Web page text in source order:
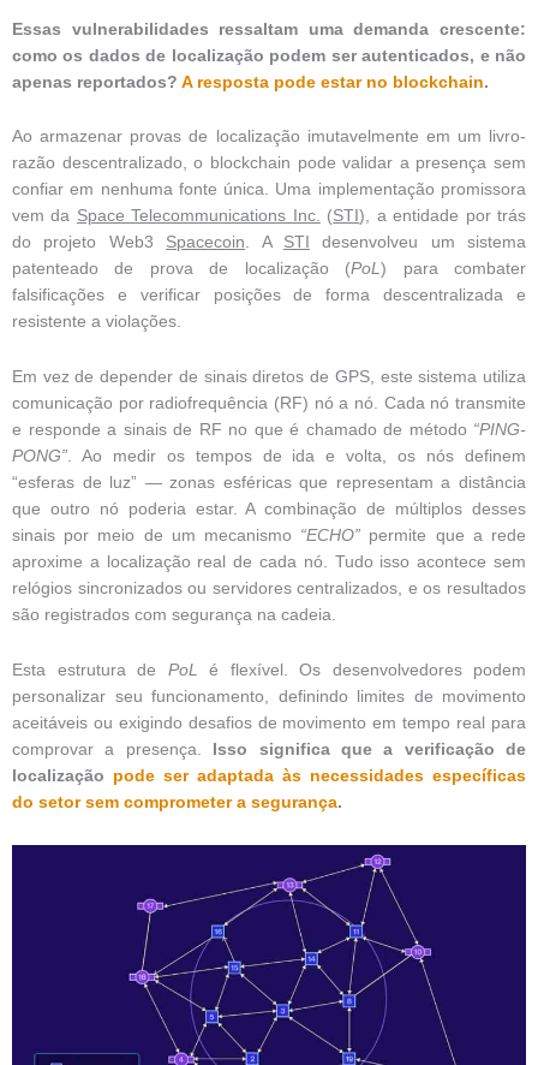
Essas vulnerabilidades ressaltam uma demanda crescente:
como os dados de localização podem ser autenticados, e não
apenas reportados? A resposta pode estar no blockchain.
Ao armazenar provas de localização imutavelmente em um livro-
razão descentralizado, o blockchain pode validar a presença sem
confiar em nenhuma fonte única. Uma implementação promissora
vem da Space Telecommunications Inc. (STI), a entidade por trás
do projeto Web3 Spacecoin. A STI
desenvolveu um sistema
patenteado de prova de localização (PoL) para combater
falsificações e verificar posições de forma descentralizada e
resistente a violações.
Em vez de depender de sinais diretos de GPS, este sistema utiliza
comunicação por radiofrequência (RF) nó a nó. Cada nó transmite
e responde a sinais de RF no que é chamado de método “PING-
PONG”. Ao medir os tempos de ida e volta, os nós definem
“esferas de luz” — zonas esféricas que representam a distância
que outro nó poderia estar. A combinação de múltiplos desses
sinais por meio de um mecanismo “ECHO” permite que a rede
aproxime a localização real de cada nó. Tudo isso acontece sem
relógios sincronizados ou servidores centralizados, e os resultados
são registrados com segurança na cadeia.
Esta estrutura de PoL é flexível. Os desenvolvedores podem
personalizar seu funcionamento, definindo limites de movimento
aceitáveis ou exigindo desafios de movimento em tempo real para
comprovar a presença.
Isso significa que a verificação de
localização pode ser adaptada às necessidades específicas
do setor sem comprometer a segurança.